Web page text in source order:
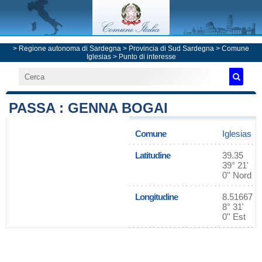
> Regione autonoma di Sardegna > Provincia di Sud Sardegna > Comune
Iglesias> Punto di interesse
PASSA : GENNA BOGAI
Comune Iglesias
Latitudine
39.35
39° 21'
0'' Nord
Longitudine
8.51667
8° 31'
0'' Est